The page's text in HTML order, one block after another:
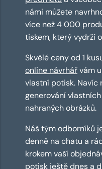
námi můžete
více než 4 000
tiskem, který vydrží
Skvělé ceny od 1
online návrhářvám
vlastní potisk. Navíc
generování
nahraných obrázků.
Náš tým odborníků
denně na chatu a
krokem vaší
potisk ještě dnes a